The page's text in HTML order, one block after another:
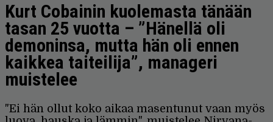
Kurt Cobainin kuolemasta tänään
tasan 25 vuotta – ”Hänellä oli
demoninsa, mutta hän oli ennen
kaikkea taiteilija”, manageri
muistelee
"Ei hän ollut koko aikaa masentunut vaan myös